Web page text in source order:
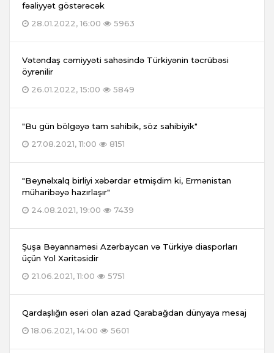
fəaliyyət göstərəcək
28.01.2022, 16:00
5963
Vətəndaş cəmiyyəti sahəsində Türkiyənin təcrübəsi
öyrənilir
26.01.2022, 15:00
5849
"Bu gün bölgəyə tam sahibik, söz sahibiyik"
27.08.2021, 11:00
8151
"Beynəlxalq birliyi xəbərdar etmişdim ki, Ermənistan
müharibəyə hazırlaşır"
24.08.2021, 19:00
7439
Şuşa Bəyannaməsi Azərbaycan və Türkiyə diasporları
üçün Yol Xəritəsidir
21.06.2021, 11:00
5751
Qardaşlığın əsəri olan azad Qarabağdan dünyaya mesaj
18.06.2021, 14:00
5601